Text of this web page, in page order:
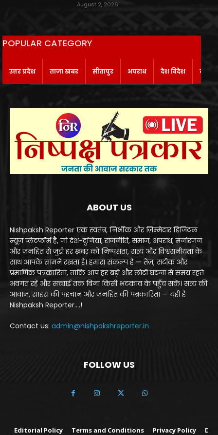
August 2, 2026
POPULAR CATEGORY
उत्तर प्रदेश ताजा खबर सीतापुर अपराध देश विदेश
ABOUT US
Nishpaksh Reporter एक स्वतंत्र, निर्भीक और ज़िम्मेदार डिजिटल
न्यूज़ प्लेटफॉर्म है, जो देश-दुनिया, राजनीति, समाज, अपराध, मनोरंजन
और जनहित से जुड़ी हर खबर को निष्पक्षता, सत्य और विश्वसनीयता के
साथ आपके सामने रखता है। हमारा संकल्प है — तेज़, सटीक और
प्रमाणिक पत्रकारिता, ताकि आप हर बड़ी और छोटी घटना से समय रहते
अवगत रहें और सच्चाई तक बिना किसी भटकाव के पहुँच सकें। सत्य की
आवाज़, साहस की पहचान और जनहित की पत्रकारिता — यही है
Nishpaksh Reporter....!
Contact us: admin@nishpakshreporter.in
FOLLOW US
Editorial Policy Terms and Conditions Privacy Policy